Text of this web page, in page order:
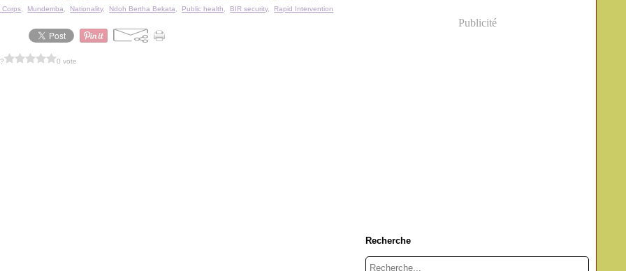
Corps
Mundemba Nationality, Ndoh Bertha Bekata Public health BIR security, Rapid Intervention
0 vote
Publicité
Recherche